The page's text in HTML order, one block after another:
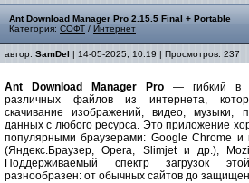
Ant Download Manager Pro 2.15.5 Final + Portable
Категория: СОФТ / Интернет
автор: SamDel | 14-05-2025, 10:19 | Просмотров: 237
Ant Download Manager Pro — гибкий в
различных файлов из интернета,
скачивание изображений, видео, музыки,
данных с любого ресурса. Это приложение
популярными браузерами: Google Chrome и
(Яндекс.Браузер, Opera, Slimjet и др.),
Поддерживаемый спектр загрузок
разнообразен: от обычных сайтов до